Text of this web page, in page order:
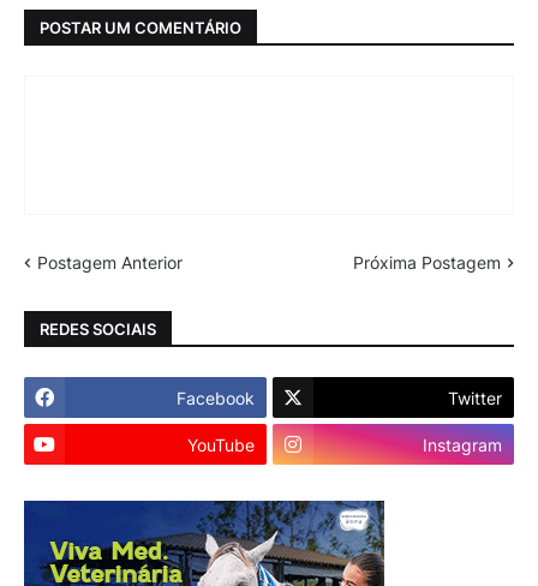
POSTAR UM COMENTÁRIO
Postagem Anterior Próxima Postagem
REDES SOCIAIS
Facebook Twitter
YouTube Instagram